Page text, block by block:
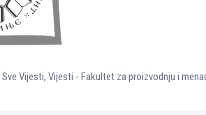
Sve Vijesti, Vijesti - Fakultet za proizvodnju i